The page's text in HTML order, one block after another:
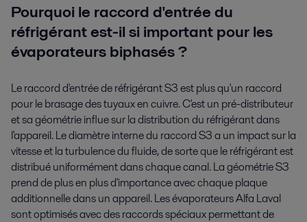
Pourquoi le raccord d'entrée du
réfrigérant est-il si important pour les
évaporateurs biphasés ?
Le raccord d'entrée de réfrigérant S3 est plus qu'un raccord
pour le brasage des tuyaux en cuivre. C'est un pré-distributeur
et sa géométrie influe sur la distribution du réfrigérant dans
l'appareil. Le diamètre interne du raccord S3 a un impact sur la
vitesse et la turbulence du fluide, de sorte que le réfrigérant est
distribué uniformément dans chaque canal. La géométrie S3
prend de plus en plus d'importance avec chaque plaque
additionnelle dans un appareil. Les évaporateurs Alfa Laval
sont optimisés avec des raccords spéciaux permettant de